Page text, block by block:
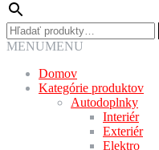
Hľadať:
MENUMENU
Domov
Kategórie produktov
Autodoplnky
Interiér
Exteriér
Elektro